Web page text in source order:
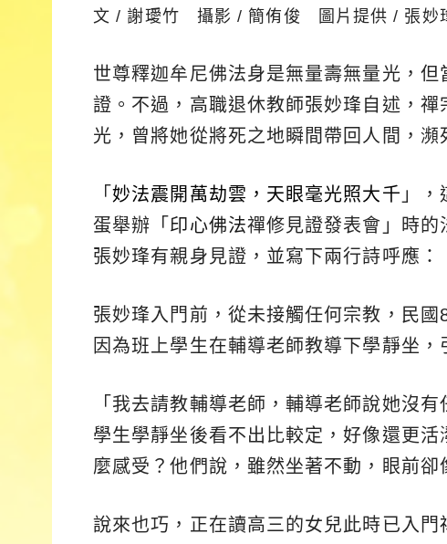
文 / 謝璦竹 攝影 / 簡侑俊 圖片提供 / 張妙
世尊釋迦牟尼佛法身是無量壽無量光，
證。不過，高職退休教師張妙琒自述，禪
光，曾將她從將死之地瞬間帶回人間，瀕
「妙法震開萬劫雲，天眼毫光照大千 」
蛋舉辦「 印心佛法禪修見證發表會」時的
張妙琒有親身見證，並寫下兩行詩呼應：
張妙琒入門前，從未接觸任何宗教，民
因為班上學生在輔導老師教導下學靜坐，
「我去請教輔導老師，輔導老師說她沒
學生學靜坐後看不出比較定，好像還更
麼感受？他們說，雖然坐著不動，眼前卻
說來也巧，正在讀高三的女兒此時已入門